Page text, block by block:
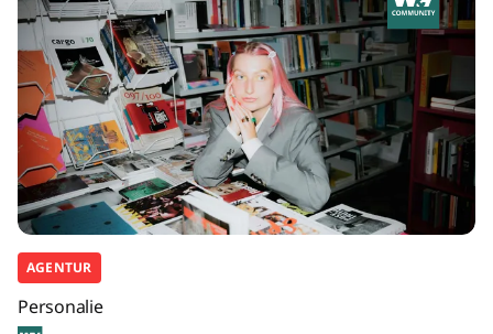
AGENTUR
Personalie